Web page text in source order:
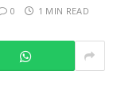
0 1 MIN READ